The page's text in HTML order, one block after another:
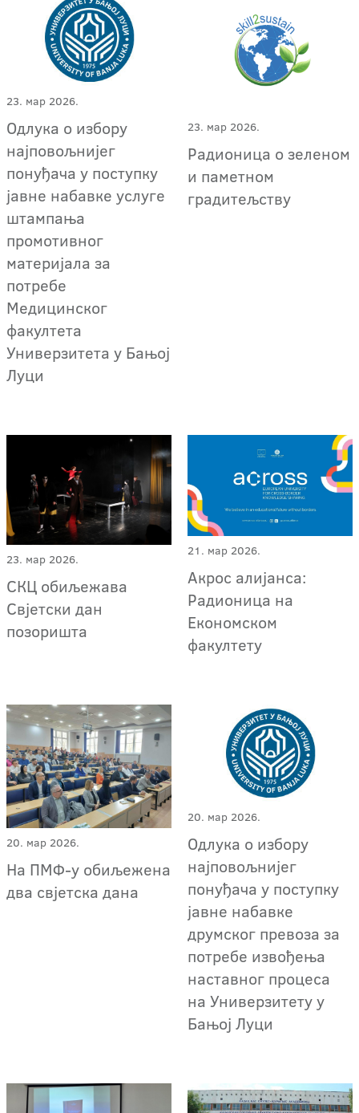
23. мар 2026.
Одлука о избору
најповољнијег
понуђача у поступку
јавне набавке услуге
штампања
промотивног
материјала за
потребе
Медицинског
факултета
Универзитета у Бањој
Луци
23. мар 2026.
Радионица о зеленом
и паметном
градитељству
23. мар 2026.
СКЦ обиљежава
Свјетски дан
позоришта
21. мар 2026.
Акрос алијанса:
Радионица на
Економском
факултету
20. мар 2026.
На ПМФ-у обиљежена
два свјетска дана
20. мар 2026.
Одлука о избору
најповољнијег
понуђача у поступку
јавне набавке
друмског превоза за
потребе извођења
наставног процеса
на Универзитету у
Бањој Луци